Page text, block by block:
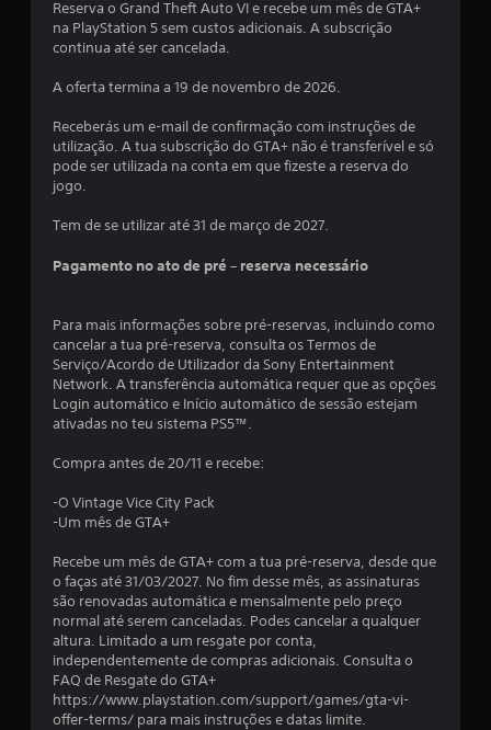
Reserva o Grand Theft Auto VI e recebe um mês de GTA+
na PlayStation 5 sem custos adicionais. A subscrição
continua até ser cancelada.
A oferta termina a 19 de novembro de 2026.
Receberás um e-mail de confirmação com instruções de
utilização. A tua subscrição do GTA+ não é transferível e só
pode ser utilizada na conta em que fizeste a reserva do
jogo.
Tem de se utilizar até 31 de março de 2027.
Pagamento no ato de pré – reserva necessário
Para mais informações sobre pré-reservas, incluindo como
cancelar a tua pré-reserva, consulta os Termos de
Serviço/Acordo de Utilizador da Sony Entertainment
Network. A transferência automática requer que as opções
Login automático e Início automático de sessão estejam
ativadas no teu sistema PS5™.
Compra antes de 20/11 e recebe:
-O Vintage Vice City Pack
-Um mês de GTA+
Recebe um mês de GTA+ com a tua pré-reserva, desde que
o faças até 31/03/2027. No fim desse mês, as assinaturas
são renovadas automática e mensalmente pelo preço
normal até serem canceladas. Podes cancelar a qualquer
altura. Limitado a um resgate por conta,
independentemente de compras adicionais. Consulta o
FAQ de Resgate do GTA+
https://www.playstation.com/support/games/gta-vi-
offer-terms/ para mais instruções e datas limite.